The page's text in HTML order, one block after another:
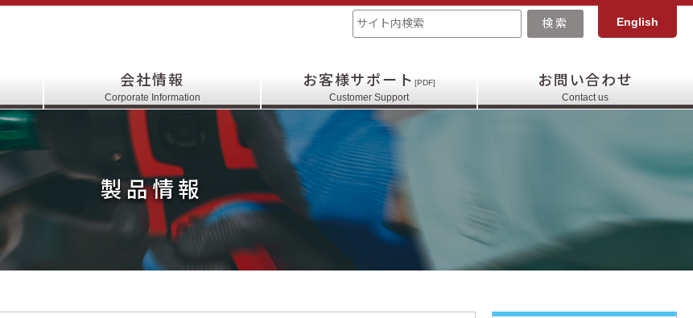
English
会社情報
Corporate Information
お客様サポート [PDF]
Customer Support
お問い合わせ
Contact us
製品情報